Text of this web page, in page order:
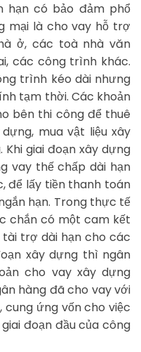
hạn có bảo đảm phổ
mại là cho vay hỗ trợ
ở, các toà nhà văn
các công trình khác.
trình kéo dài nhưng
tạm thời. Các khoản
bên thi công để thuê
mua vật liệu xây
giai đoạn xây dựng
vay thế chấp dài hạn
để lấy tiền thanh toán
hạn. Trong thực tế
chắn có một cam kết
trợ dài hạn cho các
xây dựng thì ngân
cho vay xây dựng
hàng đã cho vay với
cung ứng vốn cho việc
đoạn đầu của công